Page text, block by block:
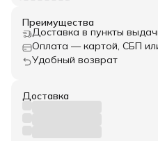
Преимущества
Доставка в пункты
Оплата — картой, СБП
Удобный возврат
Доставка